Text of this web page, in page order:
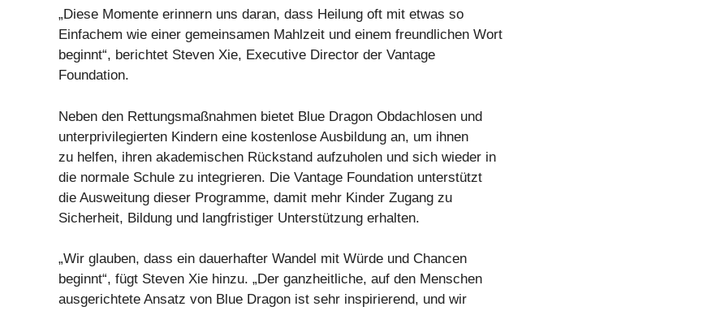
„Diese Momente erinnern uns daran, dass Heilung oft mit etwas so
Einfachem wie einer gemeinsamen Mahlzeit und einem freundlichen Wort
beginnt“, berichtet Steven Xie, Executive Director der Vantage
Foundation.
Neben den Rettungsmaßnahmen bietet Blue Dragon Obdachlosen und
unterprivilegierten Kindern eine kostenlose Ausbildung an, um ihnen
zu helfen, ihren akademischen Rückstand aufzuholen und sich wieder in
die normale Schule zu integrieren. Die Vantage Foundation unterstützt
die Ausweitung dieser Programme, damit mehr Kinder Zugang zu
Sicherheit, Bildung und langfristiger Unterstützung erhalten.
„Wir glauben, dass ein dauerhafter Wandel mit Würde und Chancen
beginnt“, fügt Steven Xie hinzu. „Der ganzheitliche, auf den Menschen
ausgerichtete Ansatz von Blue Dragon ist sehr inspirierend, und wir